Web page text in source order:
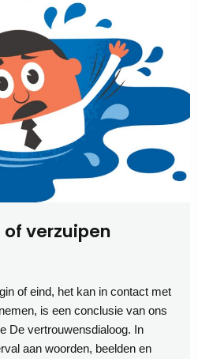
verzuipen
of eind, het kan in contact met
is een conclusie van ons
De vertrouwensdialoog. In
aan woorden, beelden en